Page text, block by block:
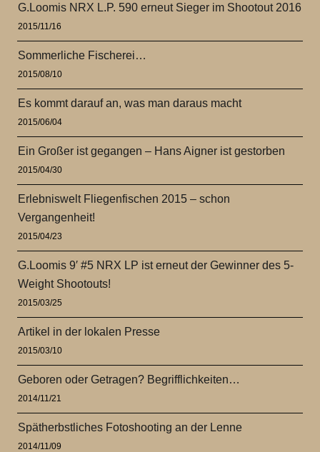
G.Loomis NRX L.P. 590 erneut Sieger im Shootout 2016
2015/11/16
Sommerliche Fischerei…
2015/08/10
Es kommt darauf an, was man daraus macht
2015/06/04
Ein Großer ist gegangen – Hans Aigner ist gestorben
2015/04/30
Erlebniswelt Fliegenfischen 2015 – schon
Vergangenheit!
2015/04/23
G.Loomis 9′ #5 NRX LP ist erneut der Gewinner des 5-
Weight Shootouts!
2015/03/25
Artikel in der lokalen Presse
2015/03/10
Geboren oder Getragen? Begrifflichkeiten…
2014/11/21
Spätherbstliches Fotoshooting an der Lenne
2014/11/09